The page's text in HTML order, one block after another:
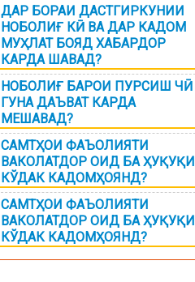
ДАР БОРАИ ДАСТГИРКУНИИ
НОБОЛИҒ КӢ ВА ДАР КАДОМ
МУҲЛАТ БОЯД ХАБАРДОР
КАРДА ШАВАД?
НОБОЛИҒ БАРОИ ПУРСИШ ЧӢ
ГУНА ДАЪВАТ КАРДА
МЕШАВАД?
САМТҲОИ ФАЪОЛИЯТИ
ВАКОЛАТДОР ОИД БА ҲУҚУҚИ
КЎДАК КАДОМҲОЯНД?
САМТҲОИ ФАЪОЛИЯТИ
ВАКОЛАТДОР ОИД БА ҲУҚУҚИ
КЎДАК КАДОМҲОЯНД?